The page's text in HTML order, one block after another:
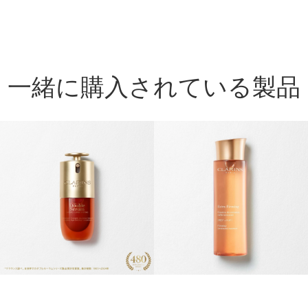
一緒に購入されている製品